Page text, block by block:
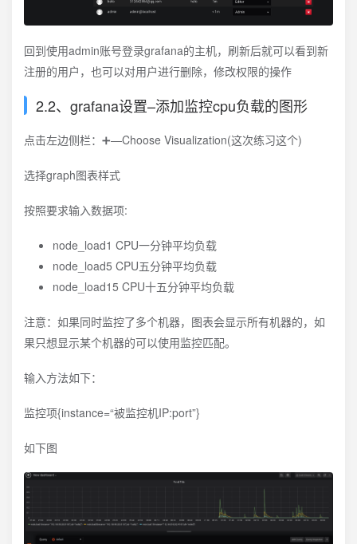
回到使用admin账号登录grafana的主机，刷新后就可以看到新
注册的用户，也可以对用户进行删除，修改权限的操作
2.2、grafana设置–添加监控cpu负载的图形
点击左边侧栏：➕—Choose Visualization(这次练习这个)
选择graph图表样式
按照要求输入数据项:
node_load1 CPU一分钟平均负载
node_load5 CPU五分钟平均负载
node_load15 CPU十五分钟平均负载
注意：如果同时监控了多个机器，图表会显示所有机器的，如
果只想显示某个机器的可以使用监控匹配。
输入方法如下：
监控项{instance=“被监控机IP:port”}
如下图